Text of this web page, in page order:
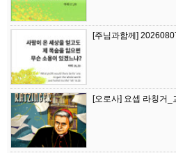
[주님과함께]
[오로사] 요셉 라칭거_